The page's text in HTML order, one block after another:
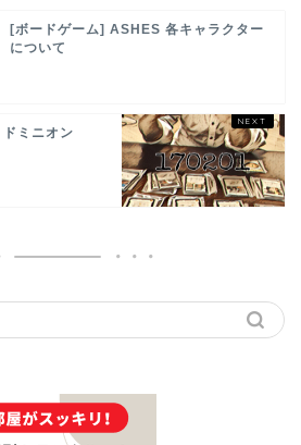
[ボードゲーム] ASHES 各キャラクター
について
ミニオン